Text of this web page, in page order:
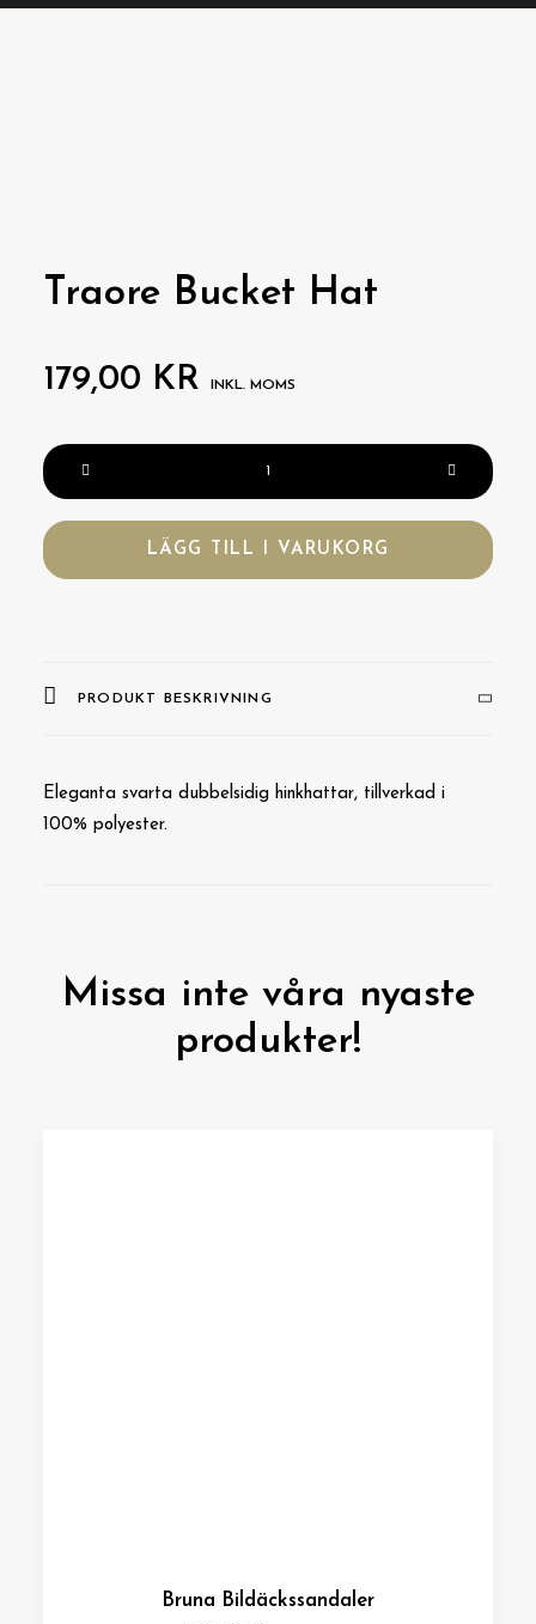
Traore Bucket Hat
179,00 KR INKL. MOMS
Traore
Bucket
Hat
LÄGG TILL I VARUKORG
PRODUKT BESKRIVNING
Eleganta svarta dubbelsidig hinkhattar, tillverkad i
100% polyester.
Missa inte våra nyaste
produkter!
Bruna Bildäckssandaler